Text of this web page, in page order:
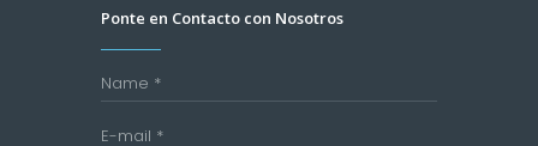
Ponte en Contacto con Nosotros